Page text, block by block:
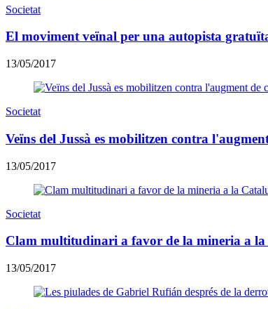
Societat
El moviment veïnal per una autopista
13/05/2017
Societat
Veïns del Jussà es mobilitzen contra
13/05/2017
Societat
Clam multitudinari a favor de la mineria a
13/05/2017